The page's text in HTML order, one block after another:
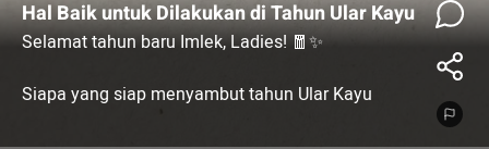
Hal Baik untuk Dilakukan di Tahun Ular Kayu
Selamat tahun baru Imlek, Ladies! 🧧✨
Siapa yang siap menyambut tahun Ular Kayu